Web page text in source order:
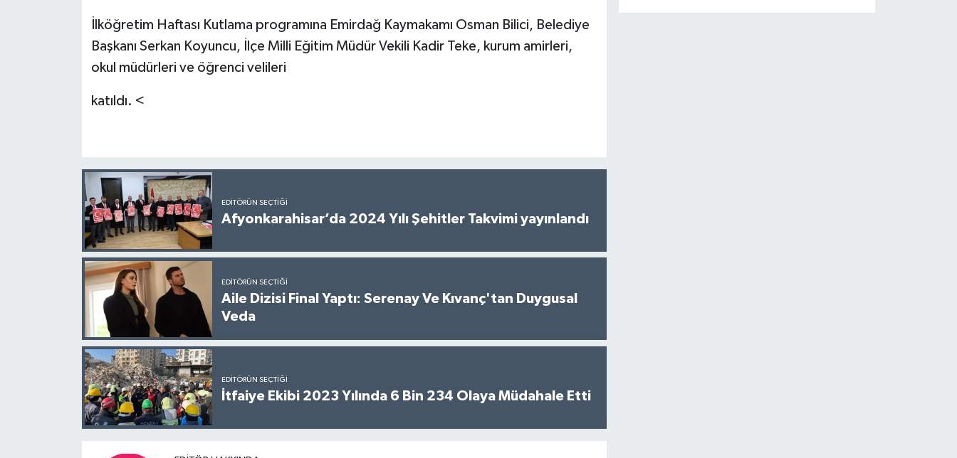
İlköğretim Haftası Kutlama programına Emirdağ Kaymakamı Osman Bilici, Belediye
Başkanı Serkan Koyuncu, İlçe Milli Eğitim Müdür Vekili Kadir Teke, kurum amirleri,
okul müdürleri ve öğrenci velileri
katıldı. <
EDITÖRÜN SEÇTIĞI
Afyonkarahisar’da 2024 Yılı Şehitler Takvimi yayınlandı
EDITÖRÜN SEÇTIĞI
Aile Dizisi Final Yaptı: Serenay Ve Kıvanç'tan Duygusal
Veda
EDITÖRÜN SEÇTIĞI
İtfaiye Ekibi 2023 Yılında 6 Bin 234 Olaya Müdahale Etti